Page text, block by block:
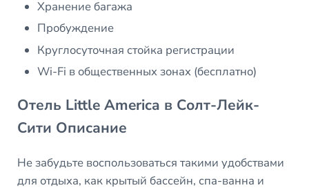
Хранение багажа
Пробуждение
Круглосуточная стойка регистрации
Wi-Fi в общественных зонах (бесплатно)
Отель Little America в Солт-Лейк-
Сити Описание
Не забудьте воспользоваться такими удобствами
для отдыха, как крытый бассейн, спа-ванна и